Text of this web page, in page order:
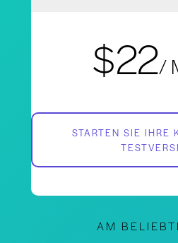
$22/
STARTEN SIE IHRE
AM